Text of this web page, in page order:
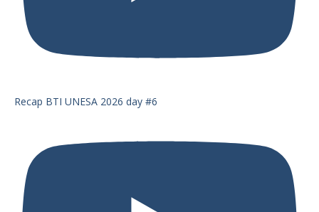
Recap BTI UNESA 2026 day #6